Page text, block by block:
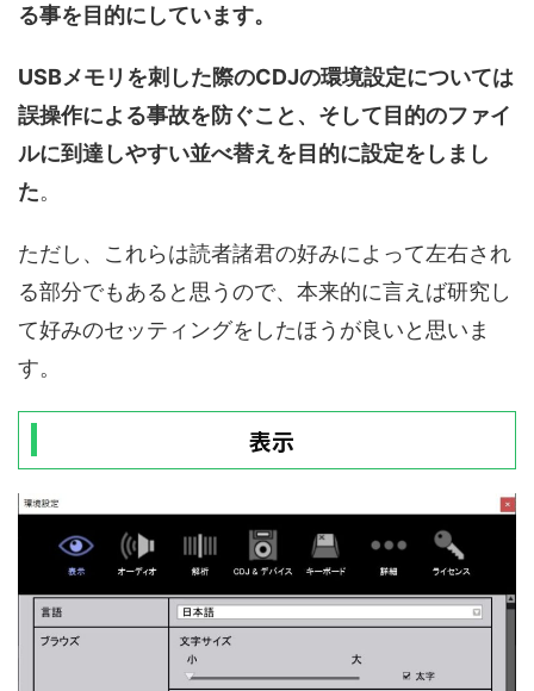
る事を目的にしています。
USBメモリを刺した際のCDJの環境設定については
誤操作による事故を防ぐこと、そして目的のファイ
ルに到達しやすい並べ替えを目的に設定をしまし
た。
ただし、これらは読者諸君の好みによって左右され
る部分でもあると思うので、本来的に言えば研究し
て好みのセッティングをしたほうが良いと思いま
す。
表示